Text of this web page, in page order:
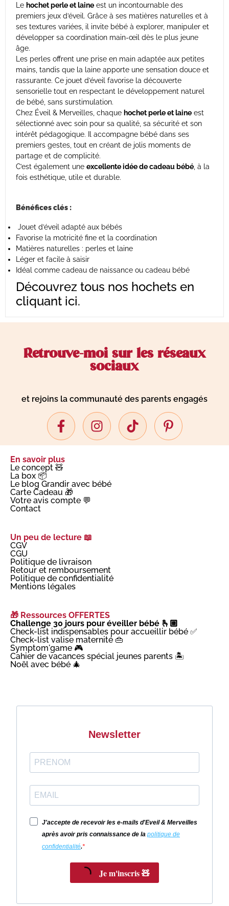
Le hochet perle et laine est un incontournable des
premiers jeux d’éveil. Grâce à ses matières naturelles et à
ses textures variées, il invite bébé à explorer, manipuler et
développer sa coordination main-œil dès le plus jeune
âge.
Les perles offrent une prise en main adaptée aux petites
mains, tandis que la laine apporte une sensation douce et
rassurante. Ce jouet d’éveil favorise la découverte
sensorielle tout en respectant le développement naturel
de bébé, sans surstimulation.
Chez Éveil & Merveilles, chaque hochet perle et laine est
sélectionné avec soin pour sa qualité, sa sécurité et son
intérêt pédagogique. Il accompagne bébé dans ses
premiers gestes, tout en créant de jolis moments de
partage et de complicité.
C’est également une excellente idée de cadeau bébé , à la
fois esthétique, utile et durable.
Bénéfices clés :
Jouet d’éveil adapté aux bébés
Favorise la motricité fine et la coordination
Matières naturelles : perles et laine
Léger et facile à saisir
Idéal comme cadeau de naissance ou cadeau bébé
Découvrez tous nos hochets en
cliquant ici.
Retrouve-moi sur les réseaux
sociaux
et rejoins la communauté des parents engagés
En savoir plus
Le concept 🧸
La box 📦
Le blog Grandir avec bébé
Carte Cadeau 🎁
Votre avis compte 💬
Contact
Un peu de lecture 📖
CGV
CGU
Politique de livraison
Retour et remboursement
Politique de confidentialité
Mentions légales
🎁 Ressources OFFERTES
Challenge 30 jours pour éveiller bébé 🫰🏼
Check-list indispensables pour accueillir bébé ✅
Check-list valise maternité 👜
Symptom'game 🎮
Cahier de vacances spécial jeunes parents 🏝️
Noël avec bébé 🎄
Newsletter
J'accepte de recevoir les e-mails d'Eveil & Merveilles
après avoir pris connaissance de la politique de
confidentialité.
Je m'inscris 🧸